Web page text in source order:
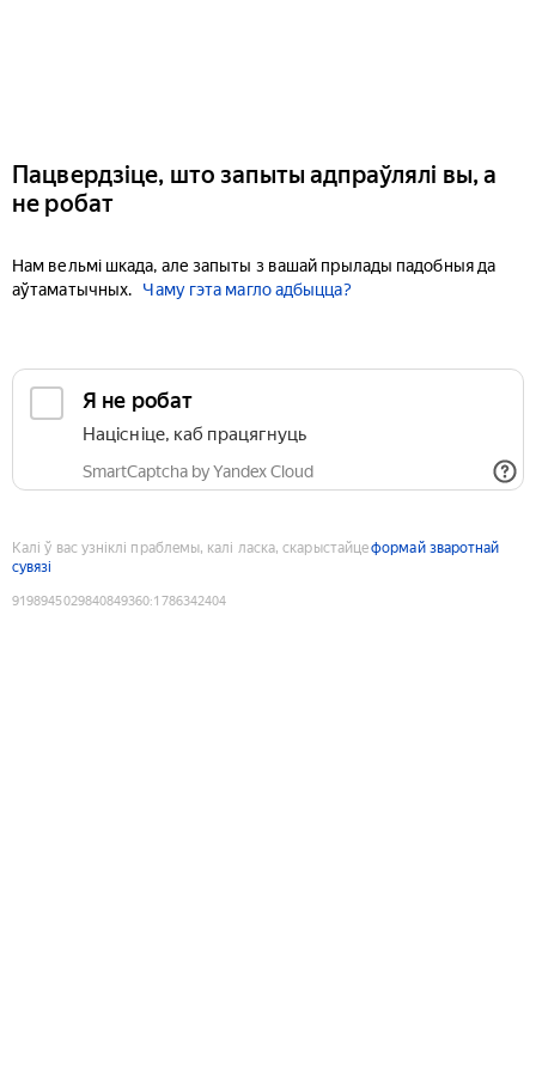
Пацвердзіце, што запыты адпраўлялі вы, а
не робат
Нам вельмі шкада, але запыты з вашай прылады падобныя да
аўтаматычных.
Чаму гэта магло адбыцца?
Я не робат
Націсніце, каб працягнуць
SmartCaptcha by Yandex Cloud
Калі ў вас узніклі праблемы, калі ласка, скарыстайцеформай зваротнай
сувязі
9198945029840849360:1786342404